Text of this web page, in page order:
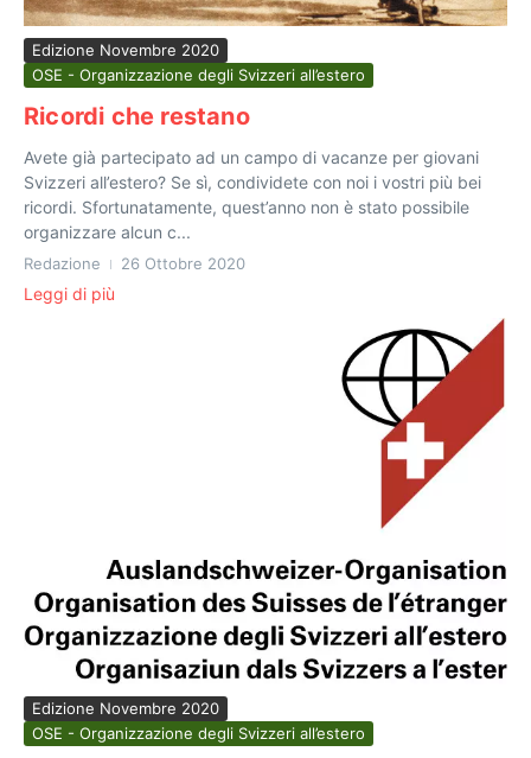
Edizione Novembre 2020
OSE - Organizzazione degli Svizzeri all’estero
Ricordi che restano
Avete già partecipato ad un campo di vacanze per giovani
Svizzeri all’estero? Se sì, condividete con noi i vostri più bei
ricordi. Sfortunatamente, quest’anno non è stato possibile
organizzare alcun c...
Redazione 26 Ottobre 2020
Leggi di più
Edizione Novembre 2020
OSE - Organizzazione degli Svizzeri all’estero